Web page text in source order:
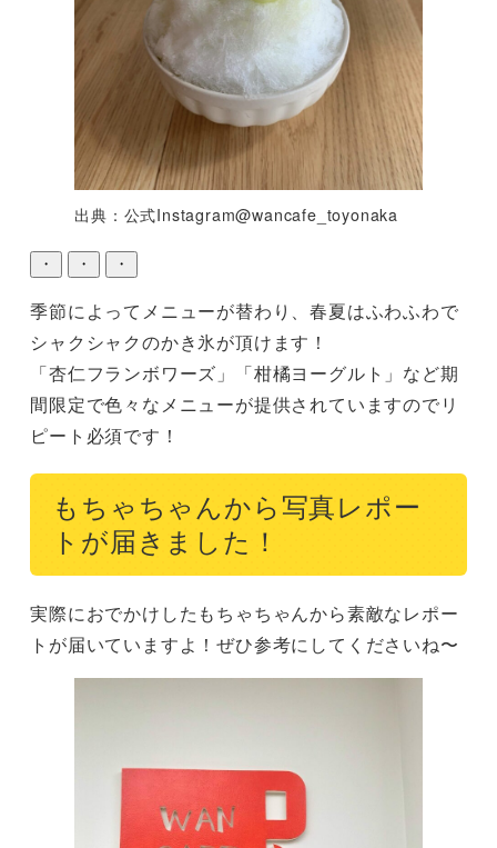
出典：公式Instagram@wancafe_toyonaka
・ ・ ・
季節によってメニューが替わり、春夏はふわふわで
シャクシャクのかき氷が頂けます！
「杏仁フランボワーズ」「柑橘ヨーグルト」など期
間限定で色々なメニューが提供されていますのでリ
ピート必須です！
もちゃちゃんから写真レポー
トが届きました！
実際におでかけしたもちゃちゃんから素敵なレポー
トが届いていますよ！ぜひ参考にしてくださいね〜